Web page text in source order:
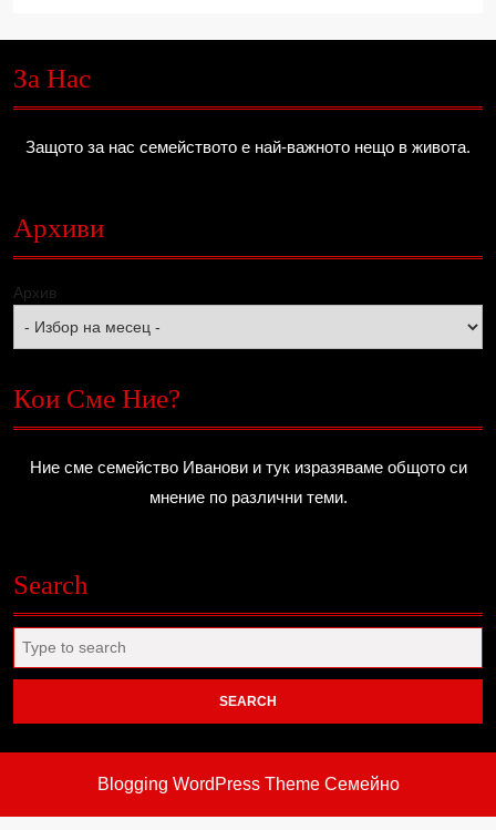
За Нас
Защото за нас семейството е най-важното нещо в живота.
Архиви
Архив
Кои Сме Ние?
Ние сме семейство Иванови и тук изразяваме общото си
мнение по различни теми.
Search
for:
Blogging WordPress ThemeСемейно